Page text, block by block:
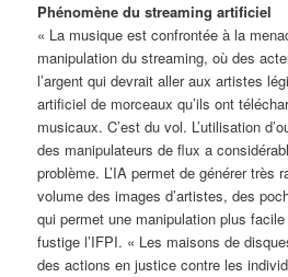
Phénomène du streaming artificiel
« La musique est confrontée à la
manipulation du streaming, où des
l’argent qui devrait aller aux artistes
artificiel de morceaux qu’ils ont
musicaux. C’est du vol. L’utilisation
des manipulateurs de flux a
problème. L’IA permet de générer très
volume des images d’artistes, des
qui permet une manipulation plus
fustige l’IFPI. « Les maisons de
des actions en justice contre les